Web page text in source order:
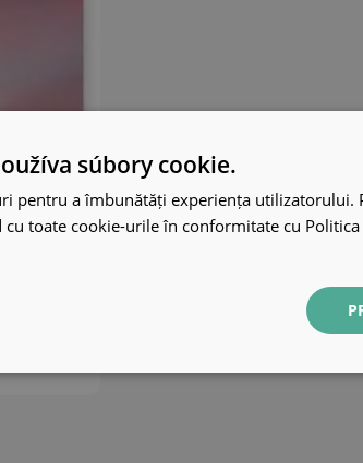
súbory cookie.
pentru a îmbunătăți experiența utilizatorului.
toate cookie-urile în conformitate cu